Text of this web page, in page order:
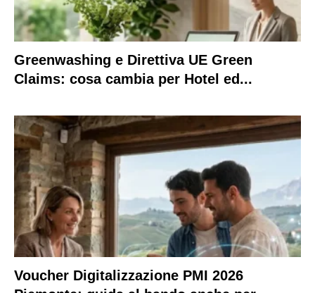
Greenwashing e Direttiva UE Green
Claims: cosa cambia per Hotel ed...
Voucher Digitalizzazione PMI 2026